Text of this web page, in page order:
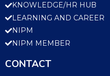
KNOWLEDGE/HR HUB
LEARNING AND CAREER
NIPM
NIPM MEMBER
CONTACT